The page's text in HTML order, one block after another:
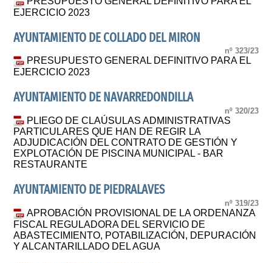
EJERCICIO 2023
AYUNTAMIENTO DE COLLADO DEL MIRON
nº 323/23
PRESUPUESTO GENERAL DEFINITIVO PARA EL
EJERCICIO 2023
AYUNTAMIENTO DE NAVARREDONDILLA
nº 320/23
PLIEGO DE CLAÚSULAS ADMINISTRATIVAS
PARTICULARES QUE HAN DE REGIR LA
ADJUDICACIÓN DEL CONTRATO DE GESTIÓN Y
EXPLOTACIÓN DE PISCINA MUNICIPAL - BAR
RESTAURANTE
AYUNTAMIENTO DE PIEDRALAVES
nº 319/23
APROBACIÓN PROVISIONAL DE LA ORDENANZA
FISCAL REGULADORA DEL SERVICIO DE
ABASTECIMIENTO, POTABILIZACIÓN, DEPURACIÓN
Y ALCANTARILLADO DEL AGUA